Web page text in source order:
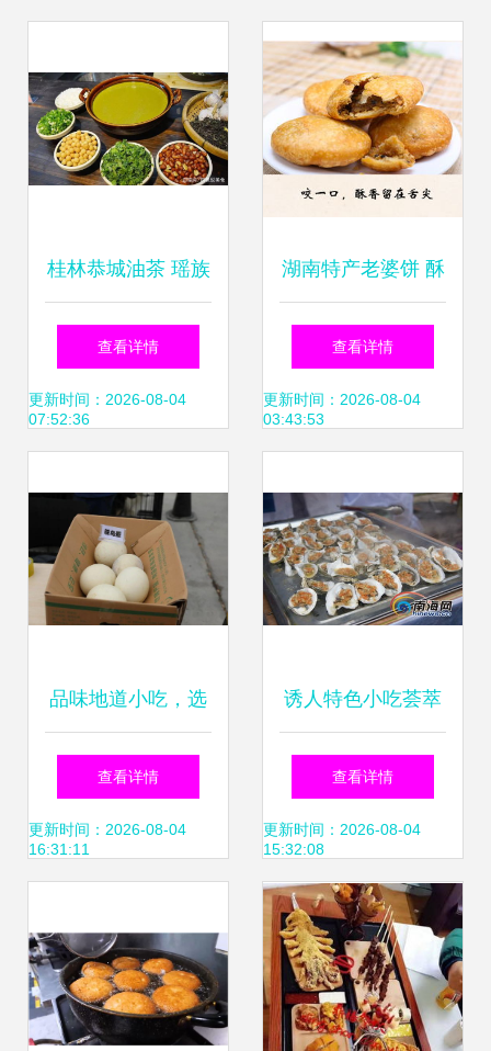
例
桂林恭城油茶 瑶族
传承与地理标志的
美味之旅
查看详情
更新时间：2026-08-04
07:52:36
湖南特产老婆饼 酥
香传统点心的匠人
之作
查看详情
更新时间：2026-08-04
03:43:53
品味地道小吃，选
购农家好物——回
顾托里县消费扶贫
食荟萃
查看详情
更新时间：2026-08-04
16:31:11
诱人特色小吃荟萃
海南岛欢乐节 游客
大饱口福
查看详情
更新时间：2026-08-04
15:32:08